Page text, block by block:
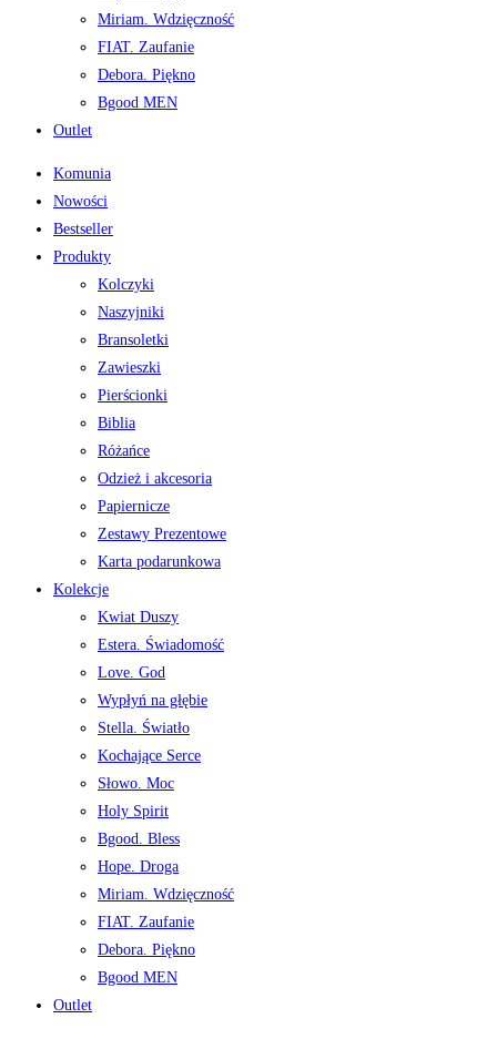
Miriam. Wdzięczność
FIAT. Zaufanie
Debora. Piękno
Bgood MEN
Outlet
Komunia
Nowości
Bestseller
Produkty
Kolczyki
Naszyjniki
Bransoletki
Zawieszki
Pierścionki
Biblia
Różańce
Odzież i akcesoria
Papiernicze
Zestawy Prezentowe
Karta podarunkowa
Kolekcje
Kwiat Duszy
Estera. Świadomość
Love. God
Wypłyń na głębie
Stella. Światło
Kochające Serce
Słowo. Moc
Holy Spirit
Bgood. Bless
Hope. Droga
Miriam. Wdzięczność
FIAT. Zaufanie
Debora. Piękno
Bgood MEN
Outlet